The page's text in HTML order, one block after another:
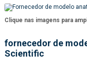
Clique nas imagens para
fornecedor de
Scientific